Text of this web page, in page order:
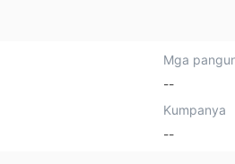
Mga
--
Kumpanya
--